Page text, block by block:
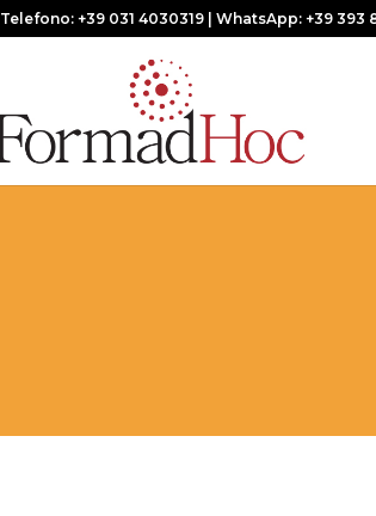
Telefono: +39 031 4030319 | WhatsApp: +39 393